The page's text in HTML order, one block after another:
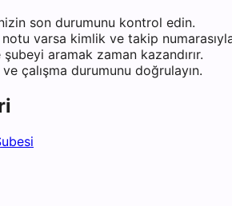
son durumunu kontrol edin.
varsa kimlik ve takip
aramak zaman kazandırır.
çalışma durumunu doğrulayın.